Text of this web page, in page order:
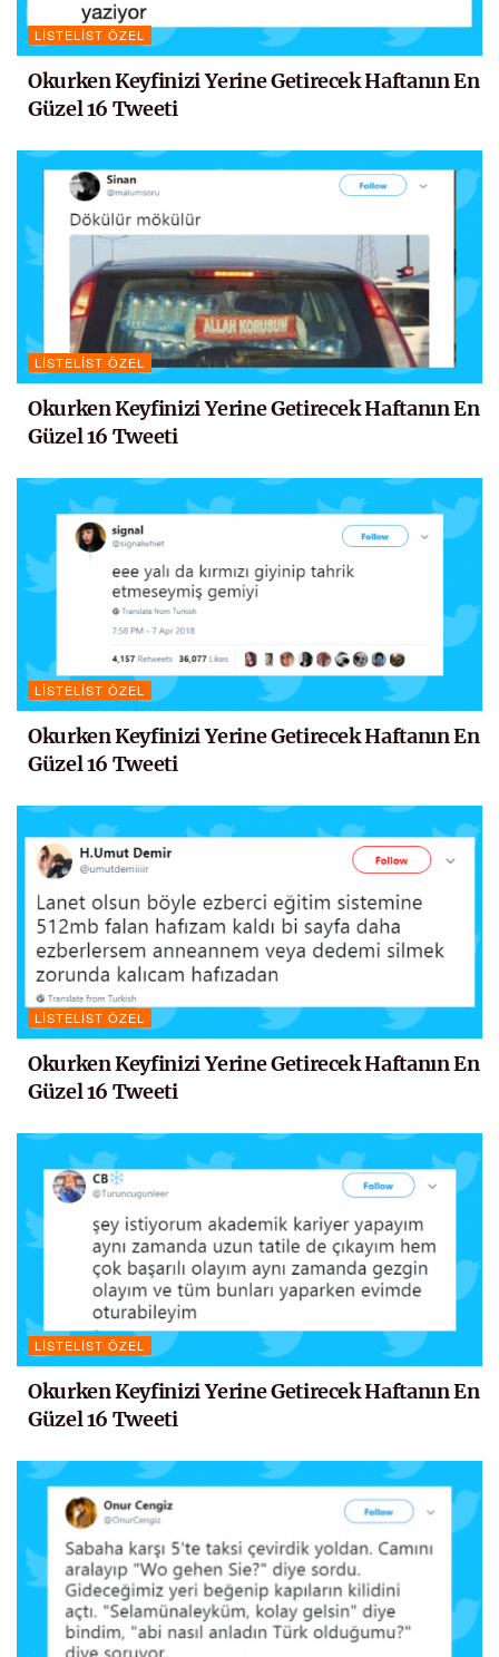
LISTELIST ÖZEL
Okurken Keyfinizi Yerine Getirecek Haftanın En
Güzel 16 Tweeti
LISTELIST ÖZEL
Okurken Keyfinizi Yerine Getirecek Haftanın En
Güzel 16 Tweeti
LISTELIST ÖZEL
Okurken Keyfinizi Yerine Getirecek Haftanın En
Güzel 16 Tweeti
LISTELIST ÖZEL
Okurken Keyfinizi Yerine Getirecek Haftanın En
Güzel 16 Tweeti
LISTELIST ÖZEL
Okurken Keyfinizi Yerine Getirecek Haftanın En
Güzel 16 Tweeti